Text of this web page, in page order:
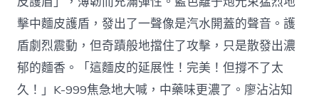
擊中麵皮護盾，發出了一聲像是汽水開蓋的聲音。護
盾劇烈震動，但奇蹟般地擋住了攻擊，只是散發出濃
郁的麵香。「這麵皮的延展性！完美！但撐不了太
久！」K-999焦急地大喊，中藥味更濃了。廖沾沾知